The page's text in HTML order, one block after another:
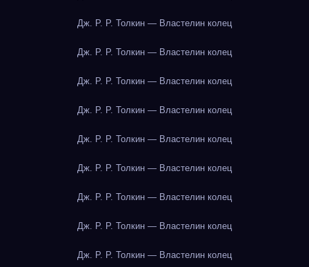
Дж. Р. Р. Толкин — Властелин колец
Дж. Р. Р. Толкин — Властелин колец
Дж. Р. Р. Толкин — Властелин колец
Дж. Р. Р. Толкин — Властелин колец
Дж. Р. Р. Толкин — Властелин колец
Дж. Р. Р. Толкин — Властелин колец
Дж. Р. Р. Толкин — Властелин колец
Дж. Р. Р. Толкин — Властелин колец
Дж. Р. Р. Толкин — Властелин колец